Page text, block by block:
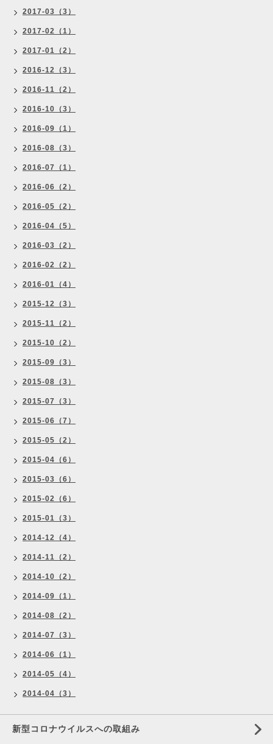
2017-03（3）
2017-02（1）
2017-01（2）
2016-12（3）
2016-11（2）
2016-10（3）
2016-09（1）
2016-08（3）
2016-07（1）
2016-06（2）
2016-05（2）
2016-04（5）
2016-03（2）
2016-02（2）
2016-01（4）
2015-12（3）
2015-11（2）
2015-10（2）
2015-09（3）
2015-08（3）
2015-07（3）
2015-06（7）
2015-05（2）
2015-04（6）
2015-03（6）
2015-02（6）
2015-01（3）
2014-12（4）
2014-11（2）
2014-10（2）
2014-09（1）
2014-08（2）
2014-07（3）
2014-06（1）
2014-05（4）
2014-04（3）
新型コロナウイルスへの取組み